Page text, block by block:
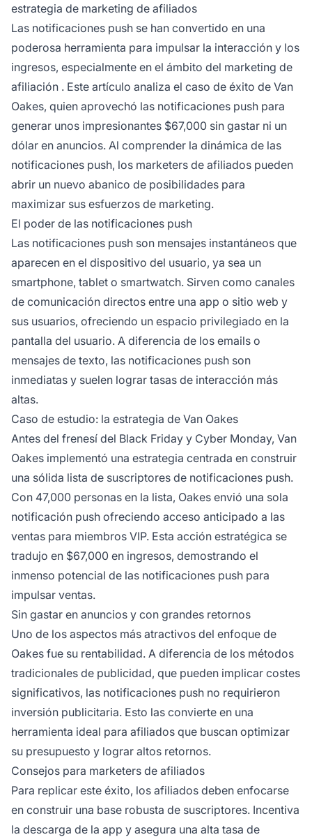
estrategia de marketing de afiliados
Las notificaciones push se han convertido en una
poderosa herramienta para impulsar la interacción y los
ingresos, especialmente en el ámbito del marketing de
afiliación . Este artículo analiza el caso de éxito de Van
Oakes, quien aprovechó las notificaciones push para
generar unos impresionantes $67,000 sin gastar ni un
dólar en anuncios. Al comprender la dinámica de las
notificaciones push, los marketers de afiliados pueden
abrir un nuevo abanico de posibilidades para
maximizar sus esfuerzos de marketing.
El poder de las notificaciones push
Las notificaciones push son mensajes instantáneos que
aparecen en el dispositivo del usuario, ya sea un
smartphone, tablet o smartwatch. Sirven como canales
de comunicación directos entre una app o sitio web y
sus usuarios, ofreciendo un espacio privilegiado en la
pantalla del usuario. A diferencia de los emails o
mensajes de texto, las notificaciones push son
inmediatas y suelen lograr tasas de interacción más
altas.
Caso de estudio: la estrategia de Van Oakes
Antes del frenesí del Black Friday y Cyber Monday, Van
Oakes implementó una estrategia centrada en construir
una sólida lista de suscriptores de notificaciones push.
Con 47,000 personas en la lista, Oakes envió una sola
notificación push ofreciendo acceso anticipado a las
ventas para miembros VIP. Esta acción estratégica se
tradujo en $67,000 en ingresos, demostrando el
inmenso potencial de las notificaciones push para
impulsar ventas.
Sin gastar en anuncios y con grandes retornos
Uno de los aspectos más atractivos del enfoque de
Oakes fue su rentabilidad. A diferencia de los métodos
tradicionales de publicidad, que pueden implicar costes
significativos, las notificaciones push no requirieron
inversión publicitaria. Esto las convierte en una
herramienta ideal para afiliados que buscan optimizar
su presupuesto y lograr altos retornos.
Consejos para marketers de afiliados
Para replicar este éxito, los afiliados deben enfocarse
en construir una base robusta de suscriptores. Incentiva
la descarga de la app y asegura una alta tasa de